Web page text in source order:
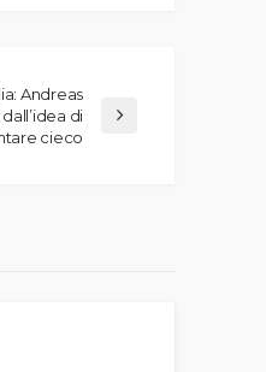
Andreas
di
cieco